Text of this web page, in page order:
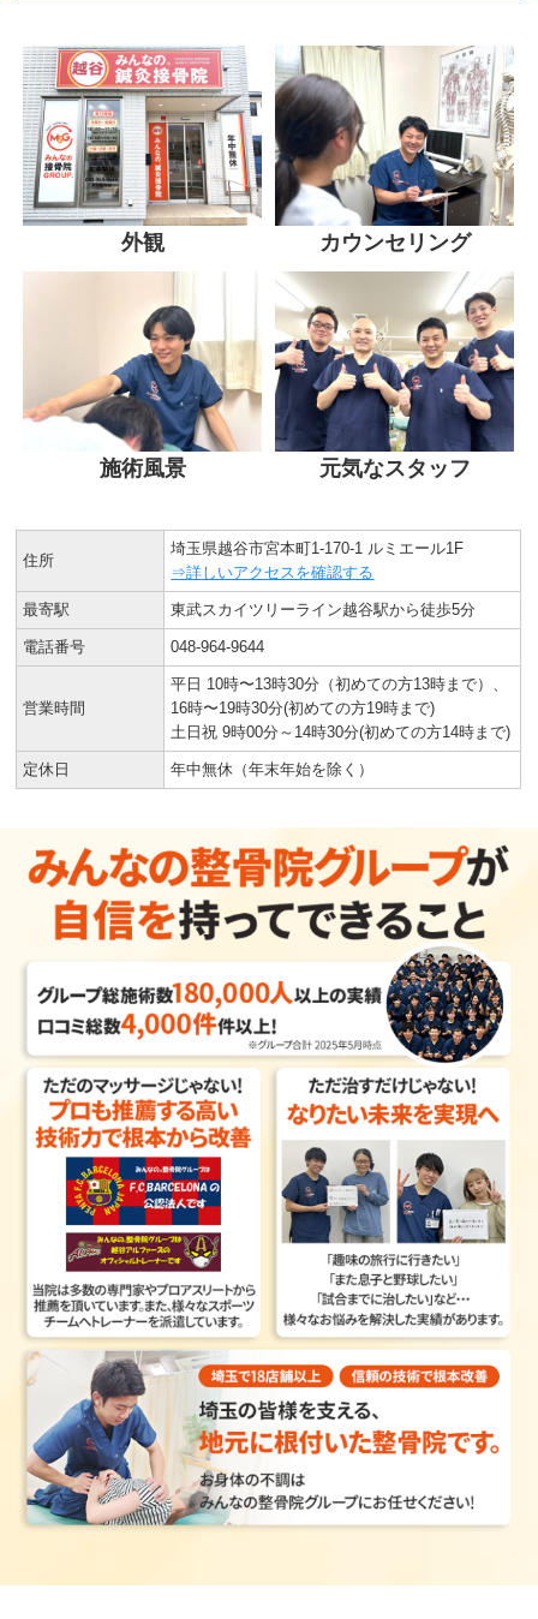
外観 カウンセリング
施術風景 元気なスタッフ
住所
埼玉県越谷市宮本町1-170-1 ルミエール1F
⇒詳しいアクセスを確認する
最寄駅 東武スカイツリーライン越谷駅から徒歩5分
電話番号 048-964-9644
営業時間
平日 10時〜13時30分（初めての方13時まで）、
16時〜19時30分(初めての方19時まで)
土日祝 9時00分～14時30分(初めての方14時まで)
定休日 年中無休（年末年始を除く）